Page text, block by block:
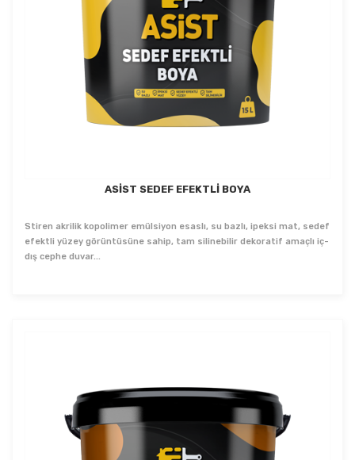
ASİST SEDEF EFEKTLİ BOYA
Stiren akrilik kopolimer emülsiyon esaslı, su bazlı, ipeksi mat, sedef
efektli yüzey görüntüsüne sahip, tam silinebilir dekoratif amaçlı iç-
dış cephe duvar...